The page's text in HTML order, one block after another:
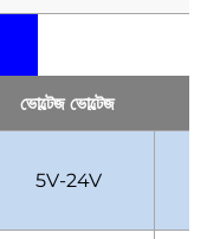
ভোল্টেজভোল্টেজ
5V-24V